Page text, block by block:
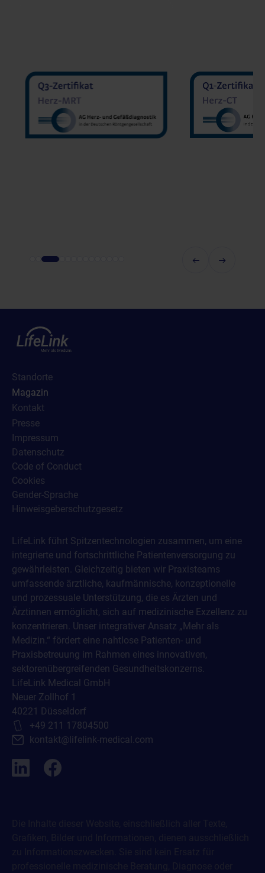
MVZ Radiologie Darmstadt
GmbH
Prof. Dr. Oliver Mohrs
MVZ
Sakher
MVZ Radnet
Standorte
Magazin
Kontakt
Presse
Impressum
Datenschutz
Code of Conduct
Cookies
Gender-Sprache
Hinweisgeberschutzgesetz
LifeLink führt Spitzentechnologien zusammen, um eine
integrierte und fortschrittliche Patientenversorgung zu
gewährleisten. Gleichzeitig bieten wir Praxisteams
umfassende ärztliche, kaufmännische, konzeptionelle
und prozessuale Unterstützung, die es Ärzten und
Ärztinnen ermöglicht, sich auf medizinische Exzellenz zu
konzentrieren. Unser integrativer Ansatz „Mehr als
Medizin.“ fördert eine nahtlose Patienten- und
Praxisbetreuung im Rahmen eines innovativen,
sektorenübergreifenden Gesundheitskonzerns.
LifeLink Medical GmbH
Neuer Zollhof 1
40221 Düsseldorf
+49 211 17804500
kontakt@lifelink-medical.com